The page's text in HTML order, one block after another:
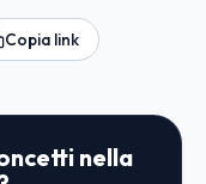
Copia link
nella